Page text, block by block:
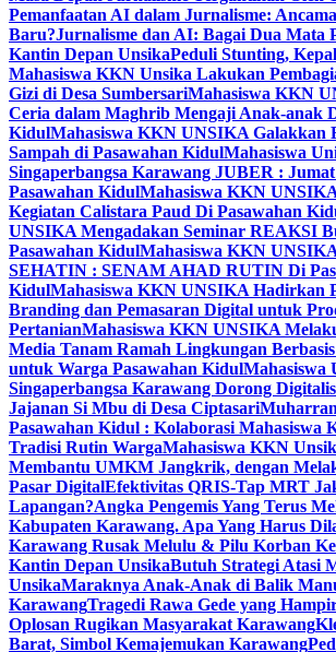
Pemanfaatan AI dalam Jurnalisme:
Baru?Jurnalisme dan AI: Bagai Dua Mata
Kantin Depan UnsikaPeduli Stunting,
Mahasiswa KKN Unsika Lakukan
Gizi di Desa SumbersariMahasiswa KKN
Ceria dalam Maghrib Mengaji Anak-anak
KidulMahasiswa KKN UNSIKA Galakkan
Sampah di Pasawahan KidulMahasiswa
Singaperbangsa Karawang JUBER :
Pasawahan KidulMahasiswa KKN
Kegiatan Calistara Paud Di Pasawahan
UNSIKA Mengadakan Seminar REAKSI
Pasawahan KidulMahasiswa KKN
SEHATIN : SENAM AHAD RUTIN Di
KidulMahasiswa KKN UNSIKA Hadirkan
Branding dan Pemasaran Digital untuk
PertanianMahasiswa KKN UNSIKA
Media Tanam Ramah Lingkungan
untuk Warga Pasawahan KidulMahasiswa
Singaperbangsa Karawang Dorong
Jajanan Si Mbu di Desa Ciptasari
Pasawahan Kidul : Kolaborasi Mahasiswa
Tradisi Rutin WargaMahasiswa KKN
Membantu UMKM Jangkrik, dengan
Pasar DigitalEfektivitas QRIS-Tap MRT
Lapangan?Angka Pengemis Yang Terus
Kabupaten Karawang. Apa Yang Harus
Karawang Rusak Melulu & Pilu Korban
Kantin Depan UnsikaButuh Strategi Atasi
UnsikaMaraknya Anak-Anak di Balik
KarawangTragedi Rawa Gede yang
Oplosan Rugikan Masyarakat Karawang
Barat, Simbol Kemajemukan Karawang